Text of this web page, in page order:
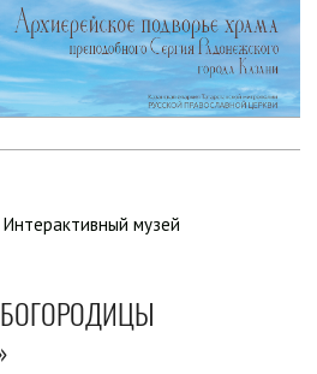
Интерактивный музей